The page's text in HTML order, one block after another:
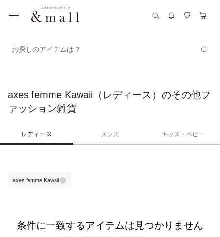
お探しのアイテムは？
axes femme Kawaii（レディース）のその他フ
ァッション雑貨
レディース メンズ キッズ・ベビー
axes femme Kawaii
条件に一致するアイテムは見つかりません